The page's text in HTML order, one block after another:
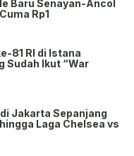
Baru Senayan-Ancol
Rp1
81 RI di Istana
Sudah Ikut “War
Jakarta Sepanjang
Laga Chelsea vs